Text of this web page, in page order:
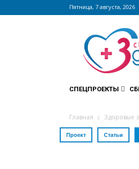
Пятница, 7 августа, 2026
Сайт
крупнейший
медицинский
интернет-
СПЕЦПРОЕКТЫ
Главная Здоровые
Проект Статьи